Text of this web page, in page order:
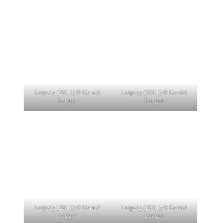
Leipzig (2011) © Gerald
Langer
Leipzig (2011) © Gerald
Langer
Leipzig (2011) © Gerald
Langer
Leipzig (2011) © Gerald
Langer